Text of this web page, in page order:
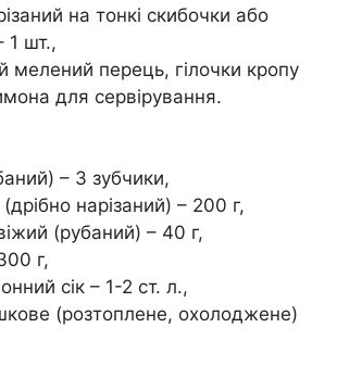
на тонкі скибочки або
1 шт.,
мелений перець, гілочки кропу
для сервірування.
– 3 зубчики,
нарізаний) – 200 г,
(рубаний) – 40 г,
г,
сік – 1-2 ст. л.,
(розтоплене, охолоджене)